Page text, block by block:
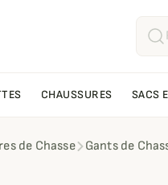
CHAUSSURES SACS
de Chasse Gants de